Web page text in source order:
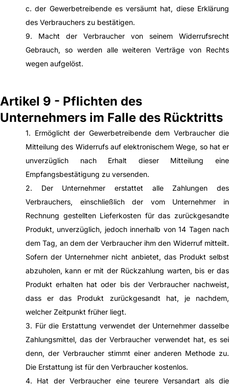
c. der Gewerbetreibende es versäumt hat, diese Erklärung
des Verbrauchers zu bestätigen.
9. Macht der Verbraucher von seinem Widerrufsrecht
Gebrauch, so werden alle weiteren Verträge von Rechts
wegen aufgelöst.
Artikel 9 - Pflichten des
Unternehmers im Falle des Rücktritts
1. Ermöglicht der Gewerbetreibende dem Verbraucher die
Mitteilung des Widerrufs auf elektronischem Wege, so hat er
unverzüglich nach Erhalt dieser Mitteilung eine
Empfangsbestätigung zu versenden.
2. Der Unternehmer erstattet alle Zahlungen des
Verbrauchers, einschließlich der vom Unternehmer in
Rechnung gestellten Lieferkosten für das zurückgesandte
Produkt, unverzüglich, jedoch innerhalb von 14 Tagen nach
dem Tag, an dem der Verbraucher ihm den Widerruf mitteilt.
Sofern der Unternehmer nicht anbietet, das Produkt selbst
abzuholen, kann er mit der Rückzahlung warten, bis er das
Produkt erhalten hat oder bis der Verbraucher nachweist,
dass er das Produkt zurückgesandt hat, je nachdem,
welcher Zeitpunkt früher liegt.
3. Für die Erstattung verwendet der Unternehmer dasselbe
Zahlungsmittel, das der Verbraucher verwendet hat, es sei
denn, der Verbraucher stimmt einer anderen Methode zu.
Die Erstattung ist für den Verbraucher kostenlos.
4. Hat der Verbraucher eine teurere Versandart als die